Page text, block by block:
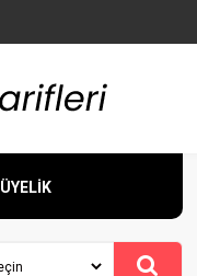
ÜYELİK